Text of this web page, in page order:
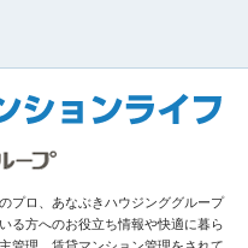
プロ、あなぶきハウジンググループ
る方へのお役立ち情報や快適に暮ら